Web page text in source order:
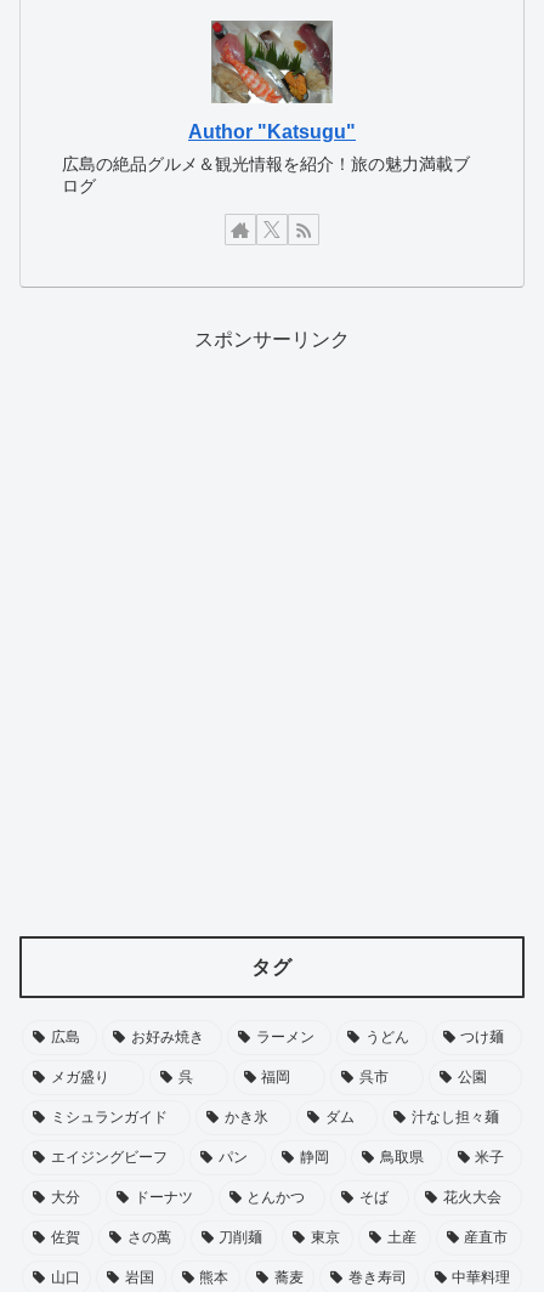
Author "Katsugu"
広島の絶品グルメ＆観光情報を紹介！旅の魅力満載ブ
ログ
スポンサーリンク
タグ
広島 お好み焼き ラーメン うどん つけ麺
メガ盛り 呉 福岡 呉市 公園
ミシュランガイド かき氷 ダム 汁なし担々麺
エイジングビーフ パン 静岡 鳥取県 米子
大分 ドーナツ とんかつ そば 花火大会
佐賀 さの萬 刀削麺 東京 土産 産直市
山口 岩国 熊本 蕎麦 巻き寿司 中華料理